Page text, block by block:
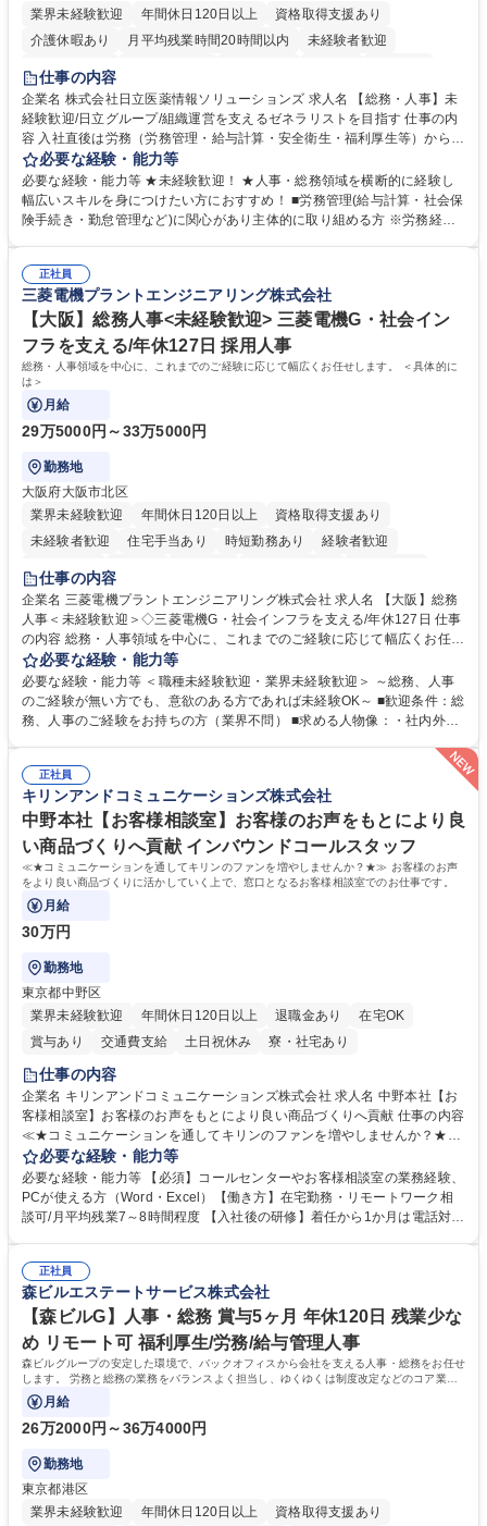
業界未経験歓迎
年間休日120日以上
資格取得支援あり
介護休暇あり
月平均残業時間20時間以内
未経験者歓迎
住宅手当あり
育休あり
完全週休2日制 交通費支給 土日祝休み 寮・社宅あり
仕事の内容
企業名 株式会社日立医薬情報ソリューションズ 求人名 【総務・人事】未
経験歓迎/日立グループ/組織運営を支えるゼネラリストを目指す 仕事の内
容 入社直後は労務（労務管理・給与計算・安全衛生・福利厚生等）からお
任せいたします。将来は総務・採用・教育業務へ守備範囲を広げ、組織運
営を支えるゼネラリストをめざせます。 ・初期業務：労働時間管理、給与
計算、社会保険対応、福利厚生管理、安全衛生、健康経営推進等をお任せ
します。ご経験に応じて、休職者管理など、幅広く経験を積んでいただき
幅広く経験を積みたい意欲がある方に最適な環境です。 募集職種 【総
務・人事】未経験歓迎/日立グループ/組織運営を支えるゼネラリストを目
指す
必要な経験・能力等
必要な経験・能力等 ★未経験歓迎！ ★人事・総務領域を横断的に経験し
幅広いスキルを身につけたい方におすすめ！ ■労務管理(給与計算・社会保
険手続き・勤怠管理など)に関心があり主体的に取り組める方 ※労務経験
のご経験 ■労務管理（給与計算・社会保険手続き・勤怠管理など）の経験
■衛生管理者の資格をお持ちの方 学歴・資格 学歴：大学院 大学 高専 短大
専修学校 高校 語学力： 資格：
正社員
三菱電機プラントエンジニアリング株式会社
【大阪】総務人事<未経験歓迎> 三菱電機G・社会イン
フラを支える/年休127日 採用人事
総務・人事領域を中心に、これまでのご経験に応じて幅広くお任せします。 ＜具体的に
は＞
月給
29万5000円～33万5000円
勤務地
大阪府大阪市北区
業界未経験歓迎
年間休日120日以上
資格取得支援あり
未経験者歓迎
住宅手当あり 時短勤務あり
経験者歓迎
退職金あり
駅近5分以内
土日祝休み 服装自由 寮・社宅あり 食事補助あり
仕事の内容
企業名 三菱電機プラントエンジニアリング株式会社 求人名 【大阪】総務
人事＜未経験歓迎＞◇三菱電機G・社会インフラを支える/年休127日 仕事
の内容 総務・人事領域を中心に、これまでのご経験に応じて幅広くお任せ
します。 ＜具体的には＞ ・総務/人事労務（給与・社保・勤怠管理など）
・採用・教育研修 ・福利厚生運用 など ※基本的には事務所勤務ですが、
採用や教育等の業務内容により、関西圏以外への日帰り・宿泊を伴う国内
出張もございます。 ※担当業務を持ちつつ、お互いに助け合いながら、総
総務人事＜未経験歓迎＞◇三菱電機G・社会インフラを支える/年休127日
必要な経験・能力等
必要な経験・能力等 ＜職種未経験歓迎・業界未経験歓迎＞ ～総務、人事
のご経験が無い方でも、意欲のある方であれば未経験OK～ ■歓迎条件：総
務、人事のご経験をお持ちの方（業界不問） ■求める人物像：・社内外の
ミュニケーション能力を持っている方 ・人事総務領域に興味がありゼネラ
正社員
キリンアンドコミュニケーションズ株式会社
中野本社【お客様相談室】お客様のお声をもとにより良
い商品づくりへ貢献 インバウンドコールスタッフ
≪★コミュニケーションを通してキリンのファンを増やしませんか？★≫ お客様のお声
をより良い商品づくりに活かしていく上で、窓口となるお客様相談室でのお仕事です。
月給
30万円
勤務地
東京都中野区
業界未経験歓迎
年間休日120日以上 退職金あり
在宅OK
賞与あり
交通費支給 土日祝休み 寮・社宅あり
仕事の内容
企業名 キリンアンドコミュニケーションズ株式会社 求人名 中野本社【お
客様相談室】お客様のお声をもとにより良い商品づくりへ貢献 仕事の内容
≪★コミュニケーションを通してキリンのファンを増やしませんか？★≫
お客様のお声をより良い商品づくりに活かしていく上で、窓口となるお客
様相談室でのお仕事です。 日々お客様からいただくキリングループへのご
意見を、企業活動に活かしています。お客様からの声に迅速かつ誠意をも
って対応、情報提供するとともにグループ内活動に反映しています。 【具
平均100件前後■メール・手紙：同上40件前後 募集職種 中野本社【お客様
相談室】お客様のお声をもとにより良い商品づくりへ貢献
必要な経験・能力等
必要な経験・能力等 【必須】コールセンターやお客様相談室の業務経験、
PCが使える方（Word・Excel）【働き方】在宅勤務・リモートワーク相
談可/月平均残業7～8時間程度 【入社後の研修】着任から1か月は電話対応
すのでご安心ください。 【当社について】キリングループの広報機能を担
う会社として、お客様との出会いを大切にし、磨き上げたホスピタリティ
を込めてコミュニケーションをとりながら広報関連業務を行っておりま
す。 学歴・資格 学歴：大学院 大学 高専 短大 専修学校 高校 語学力： 資
格：
正社員
森ビルエステートサービス株式会社
【森ビルG】人事・総務 賞与5ヶ月 年休120日 残業少な
め リモート可 福利厚生/労務/給与管理人事
森ビルグループの安定した環境で、バックオフィスから会社を支える人事・総務をお任せ
します。 労務と総務の業務をバランスよく担当し、ゆくゆくは制度改定などのコア業務
にも挑戦できる、やりがいある環境です。
月給
26万2000円～36万4000円
勤務地
東京都港区
業界未経験歓迎
年間休日120日以上 資格取得支援あり